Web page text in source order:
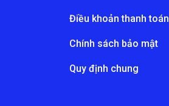
Điều khoản thanh toán
Chính sách bảo mật
Quy định chung